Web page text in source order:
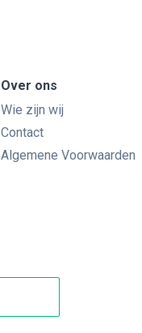
Over ons
Wie zijn wij
Contact
Algemene Voorwaarden